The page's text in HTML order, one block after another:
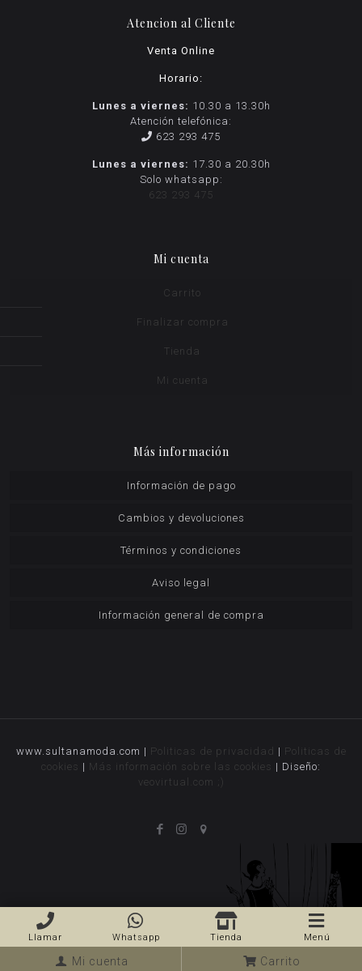
Atencion al Cliente
Venta Online
Horario:
Lunes a viernes: 10.30 a 13.30h
Atención telefónica:
623 293 475
Lunes a viernes: 17.30 a 20.30h
Solo whatsapp:
623 293 475
Mi cuenta
Carrito
Finalizar compra
Tienda
Mi cuenta
Más información
Información de pago
Cambios y devoluciones
Términos y condiciones
Aviso legal
Información general de compra
www.sultanamoda.com | Politicas de privacidad | Politicas de
cookies | Más información sobre las cookies | Diseño:
veovirtual.com
;)
Llamar Whatsapp Tienda Menú
Mi cuenta Carrito